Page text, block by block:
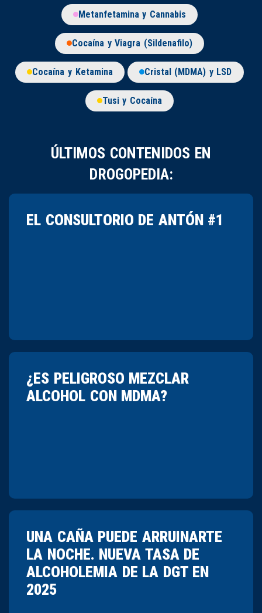
Metanfetamina y Cannabis
Cocaína y Viagra (Sildenafilo)
Cocaína y Ketamina Cristal (MDMA) y LSD
Tusi y Cocaína
ÚLTIMOS CONTENIDOS EN
DROGOPEDIA:
EL CONSULTORIO DE ANTÓN #1
¿ES PELIGROSO MEZCLAR
ALCOHOL CON MDMA?
UNA CAÑA PUEDE ARRUINARTE
LA NOCHE. NUEVA TASA DE
ALCOHOLEMIA DE LA DGT EN
2025